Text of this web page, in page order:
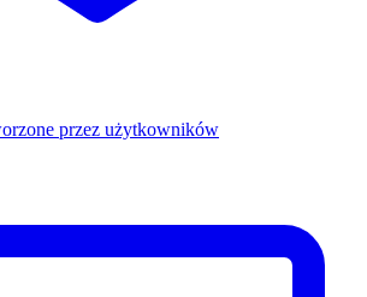
przez użytkowników